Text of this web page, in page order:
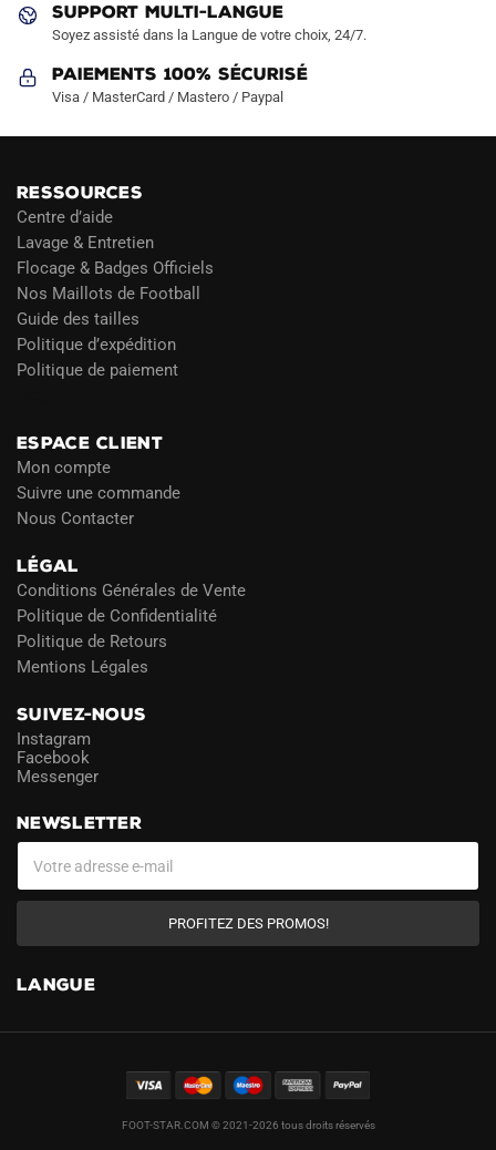
SUPPORT MULTI-LANGUE
Soyez assisté dans la Langue de votre choix, 24/7.
Paiements 100% Sécurisé
Visa / MasterCard / Mastero / Paypal
RESSOURCES
Centre d’aide
Lavage & Entretien
Flocage & Badges Officiels
Nos Maillots de Football
Guide des tailles
Politique d’expédition
Politique de paiement
ESPACE CLIENT
Mon compte
Suivre une commande
Nous Contacter
LÉGAL
Conditions Générales de Vente
Politique de Confidentialité
Politique de Retours
Mentions Légales
SUIVEZ-NOUS
Instagram
Facebook
Messenger
NEWSLETTER
PROFITEZ DES PROMOS!
LANGUE
FOOT-STAR.COM © 2021-2026 tous droits réservés